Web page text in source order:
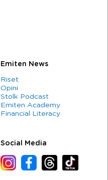
Emiten News
Riset
Opini
Stolk Podcast
Emiten Academy
Financial Literacy
Social Media